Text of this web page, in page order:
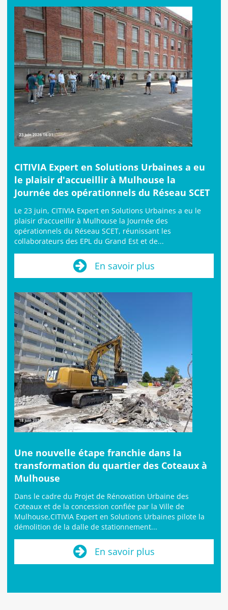
CITIVIA Expert en Solutions Urbaines a eu
le plaisir d'accueillir à Mulhouse la
Journée des opérationnels du Réseau SCET
Le 23 juin, CITIVIA Expert en Solutions Urbaines a eu le
plaisir d'accueillir à Mulhouse la Journée des
opérationnels du Réseau SCET, réunissant les
collaborateurs des EPL du Grand Est et de...
En savoir plus
Une nouvelle étape franchie dans la
transformation du quartier des Coteaux à
Mulhouse
Dans le cadre du Projet de Rénovation Urbaine des
Coteaux et de la concession confiée par la Ville de
Mulhouse,CITIVIA Expert en Solutions Urbaines pilote la
démolition de la dalle de stationnement...
En savoir plus